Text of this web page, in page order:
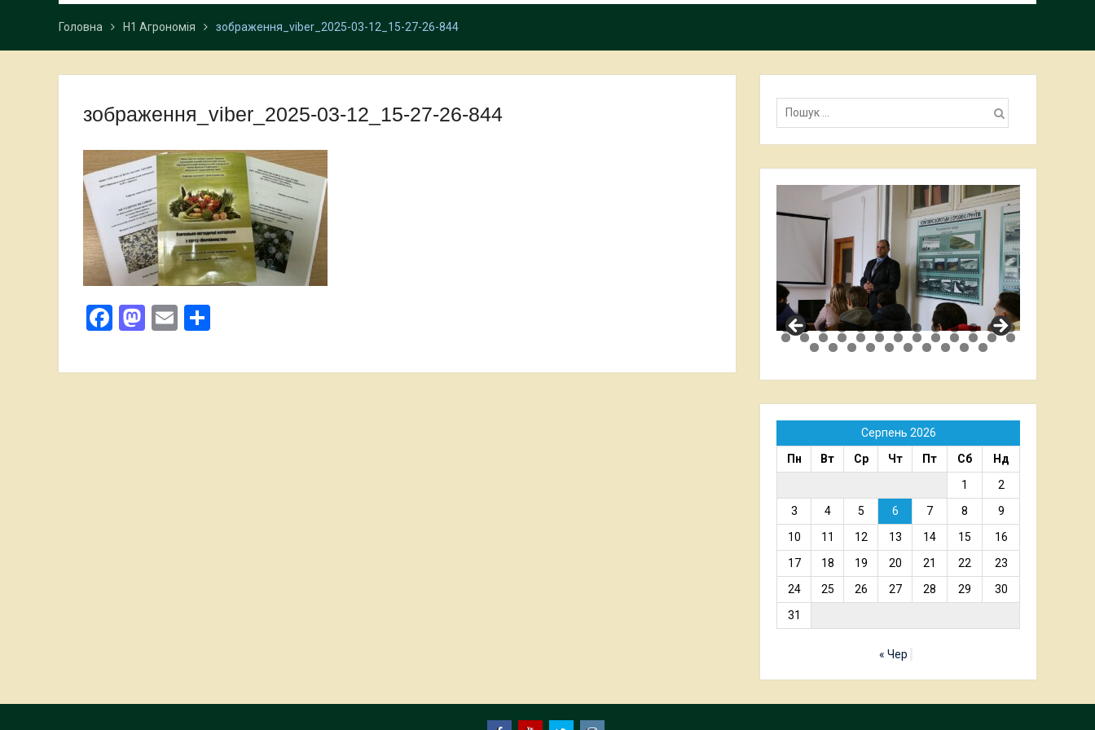
Головна Н1 Агрономія зображення_viber_2025-03-12_15-27-26-844
зображення_viber_2025-03-12_15-27-26-844
Facebook
Mastodon
Email
Пошук:
Серпень 2026
Пн
Вт Ср Чт Пт Сб
Нд
1
2
3
4 5 6 7 8
9
10
11 12 13 14 15
16
17
18 19 20 21 22
23
24
25 26 27 28 29
30
31
« Чер